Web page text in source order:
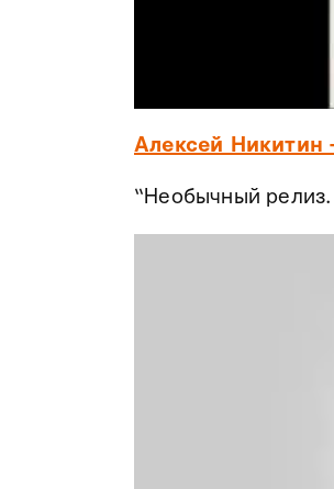
Алексей Никитин
“Необычный